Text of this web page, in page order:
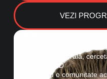
VEZI
Curs susținut de Dr.
în reabilitare orală,
FMR & TMD
Lector cu o comunitate